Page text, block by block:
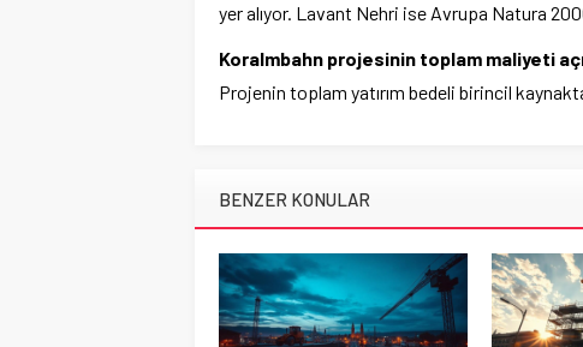
yer alıyor. Lavant Nehri ise Avrupa Natura
Koralmbahn projesinin toplam maliyeti
Projenin toplam yatırım bedeli birincil
BENZER KONULAR